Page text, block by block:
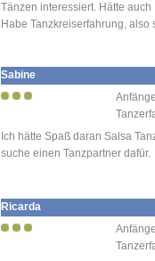
Tänzen interessiert. Hätte
Habe Tanzkreiserfahrung,
Sabine
Ich hätte Spaß daran Salsa
suche einen Tanzpartner dafür.
Ricarda